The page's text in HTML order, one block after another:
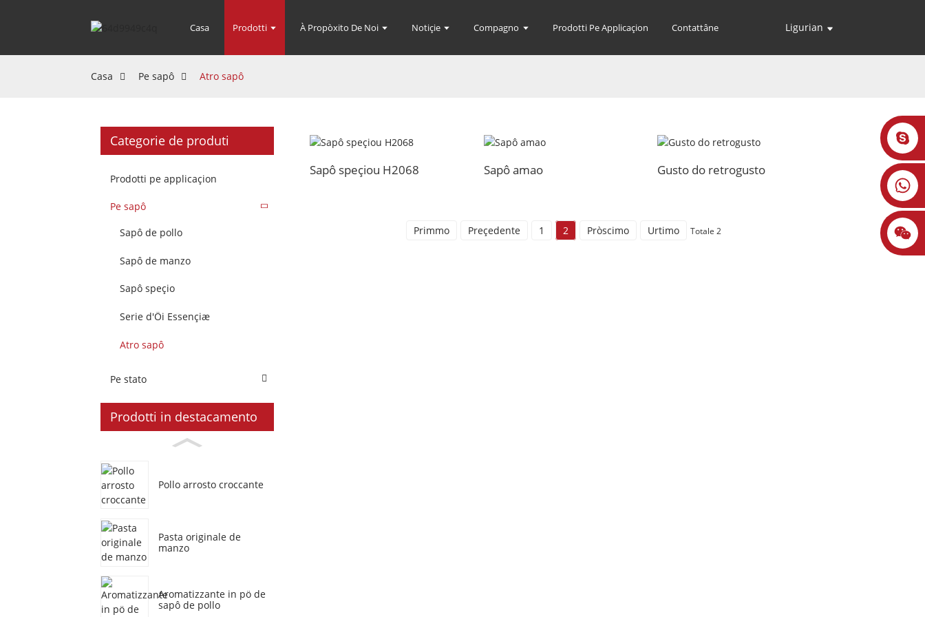
Casa Prodotti À Propòxito De Noi Notiçie Compagno Prodotti Pe Applicaçion Contattâne Ligurian
Casa Pe sapô Atro sapô
Categorie de produti
Prodotti pe applicaçion
Pe sapô
Sapô de pollo
Sapô de manzo
Sapô speçio
Serie d'Öi Essençiæ
Atro sapô
Pe stato
Prodotti in destacamento
Pollo arrosto croccante
Pasta originale de
manzo
Aromatizzante in pö de
sapô de pollo
Sapô speçiou H2068 Sapô amao Gusto do retrogusto
Primmo Preçedente 1 2 Pròscimo Urtimo Totale 2